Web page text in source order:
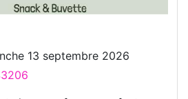
13 septembre 2026